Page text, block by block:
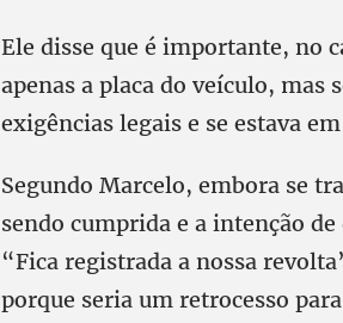
Ele disse que é importante, no
apenas a placa do veículo, mas
exigências legais e se estava
Segundo Marcelo, embora se
sendo cumprida e a intenção
“Fica registrada a nossa
porque seria um retrocesso